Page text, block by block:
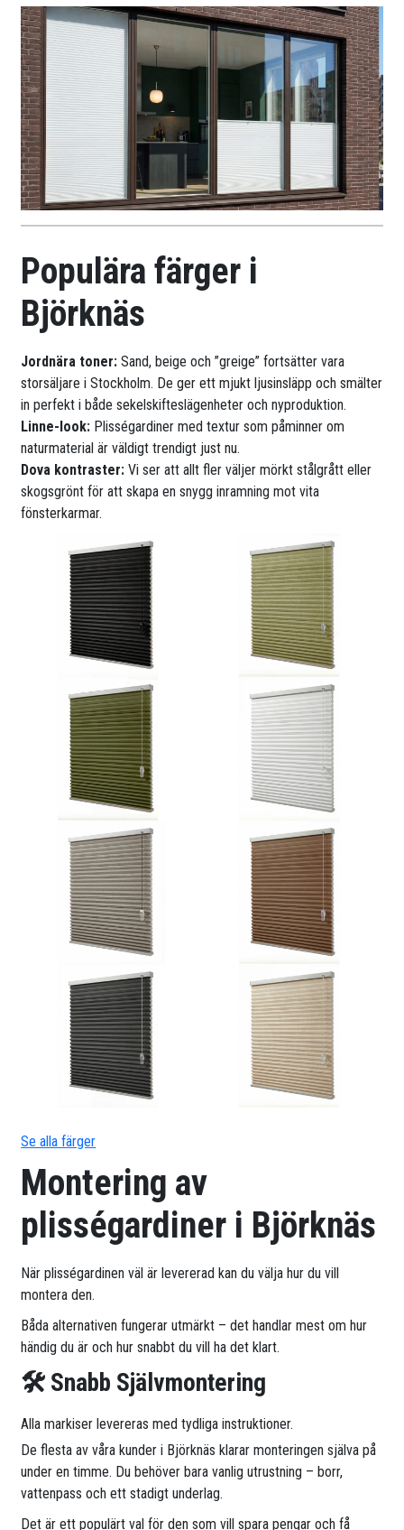
Populära färger i
Björknäs
Jordnära toner: Sand, beige och ”greige” fortsätter vara
storsäljare i Stockholm. De ger ett mjukt ljusinsläpp och smälter
in perfekt i både sekelskifteslägenheter och nyproduktion.
Linne-look: Plisségardiner med textur som påminner om
naturmaterial är väldigt trendigt just nu.
Dova kontraster: Vi ser att allt fler väljer mörkt stålgrått eller
skogsgrönt för att skapa en snygg inramning mot vita
fönsterkarmar.
Se alla färger
Montering av
plisségardiner i Björknäs
När plisségardinen väl är levererad kan du välja hur du vill
montera den.
Båda alternativen fungerar utmärkt – det handlar mest om hur
händig du är och hur snabbt du vill ha det klart.
🛠 Snabb Självmontering
Alla markiser levereras med tydliga instruktioner.
De flesta av våra kunder i Björknäs klarar monteringen själva på
under en timme. Du behöver bara vanlig utrustning – borr,
vattenpass och ett stadigt underlag.
Det är ett populärt val för den som vill spara pengar och få